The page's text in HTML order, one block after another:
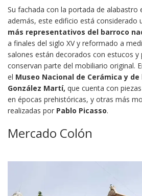
Su fachada con la portada de alabastro
además, este edificio está considerado
más representativos del barroco
a finales del siglo XV y reformado a
salones están decorados con estucos y
conservan parte del mobiliario original.
el Museo Nacional de Cerámica y
González Martí, que cuenta con
en épocas prehistóricas, y otras más
realizadas por Pablo Picasso.
Mercado Colón